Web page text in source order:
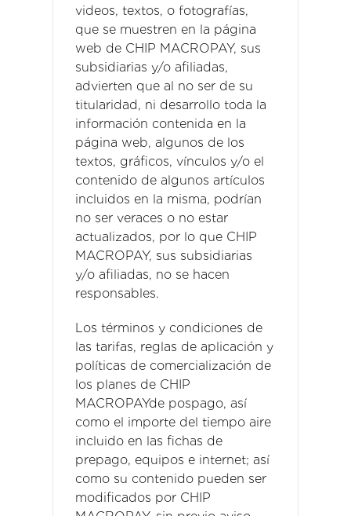
videos, textos, o fotografías,
que se muestren en la página
web de CHIP MACROPAY, sus
subsidiarias y/o afiliadas,
advierten que al no ser de su
titularidad, ni desarrollo toda la
información contenida en la
página web, algunos de los
textos, gráficos, vínculos y/o el
contenido de algunos artículos
incluidos en la misma, podrían
no ser veraces o no estar
actualizados, por lo que CHIP
MACROPAY, sus subsidiarias
y/o afiliadas, no se hacen
responsables.
Los términos y condiciones de
las tarifas, reglas de aplicación y
políticas de comercialización de
los planes de CHIP
MACROPAYde pospago, así
como el importe del tiempo aire
incluido en las fichas de
prepago, equipos e internet; así
como su contenido pueden ser
modificados por CHIP